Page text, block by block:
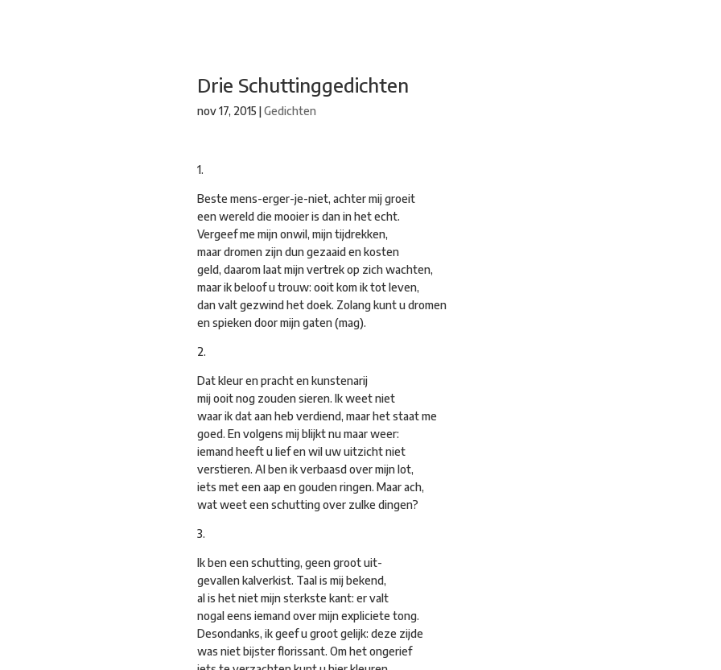
Drie Schuttinggedichten
nov 17, 2015 |Gedichten
1.
Beste mens-erger-je-niet, achter mij groeit
een wereld die mooier is dan in het echt.
Vergeef me mijn onwil, mijn tijdrekken,
maar dromen zijn dun gezaaid en kosten
geld, daarom laat mijn vertrek op zich wachten,
maar ik beloof u trouw: ooit kom ik tot leven,
dan valt gezwind het doek. Zolang kunt u dromen
en spieken door mijn gaten (mag).
2.
Dat kleur en pracht en kunstenarij
mij ooit nog zouden sieren. Ik weet niet
waar ik dat aan heb verdiend, maar het staat me
goed. En volgens mij blijkt nu maar weer:
iemand heeft u lief en wil uw uitzicht niet
verstieren. Al ben ik verbaasd over mijn lot,
iets met een aap en gouden ringen. Maar ach,
wat weet een schutting over zulke dingen?
3.
Ik ben een schutting, geen groot uit-
gevallen kalverkist. Taal is mij bekend,
al is het niet mijn sterkste kant: er valt
nogal eens iemand over mijn expliciete tong.
Desondanks, ik geef u groot gelijk: deze zijde
was niet bijster florissant. Om het ongerief